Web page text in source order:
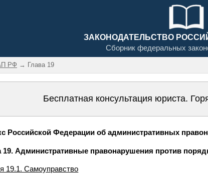
ЗАКОНОДАТЕЛЬСТВО
Сборник федеральных
РФ → Глава 19
Бесплатная консультация юриста.
Российской Федерации об административных
19. Административные правонарушения против
19.1. Самоуправство